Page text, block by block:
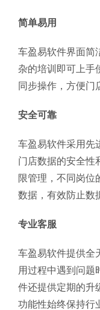
简单易用
车盈易软件界面简
杂的培训即可上手
同步操作，方便门
安全可靠
车盈易软件采用先
门店数据的安全性
限管理，不同岗位
数据，有效防止数
专业客服
车盈易软件提供全
用过程中遇到问题
件还提供定期的升
功能性始终保持行